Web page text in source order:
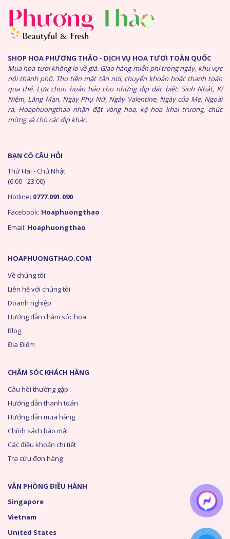
SHOP HOA PHƯƠNG THẢO - DỊCH VỤ HOA TƯƠI TOÀN QUỐC
Mua hoa tươi không lo về giá. Giao hàng miễn phí trong ngày, khu vực
nội thành phố. Thu tiền mặt tận nơi, chuyển khoản hoặc thanh toán
qua thẻ. Lựa chọn hoàn hảo cho những dịp đặc biệt: Sinh Nhật, Kỉ
Niệm, Lãng Mạn, Ngày Phụ Nữ, Ngày Valentine, Ngày của Mẹ. Ngoài
ra, Hoaphuongthao nhận đặt vòng hoa, kệ hoa khai trương, chúc
mừng và cho các dịp khác.
HOAPHUONGTHAO.COM
Về chúng tôi
Liên hệ với chúng tôi
Doanh nghiệp
Hướng dẫn chăm sóc hoa
Blog
Địa Điểm
CHĂM SÓC KHÁCH HÀNG
Câu hỏi thường gặp
Hướng dẫn thanh toán
Hướng dẫn mua hàng
Chính sách bảo mật
Các điều khoản chi tiết
Tra cứu đơn hàng
BẠN CÓ CÂU HỎI
Thứ Hai - Chủ Nhật
(6:00 - 23:00)
Hotline: 0777.091.090
Facebook: Hoaphuongthao
Email: Hoaphuongthao
VĂN PHÒNG ĐIỀU HÀNH
Singapore
Vietnam
United States